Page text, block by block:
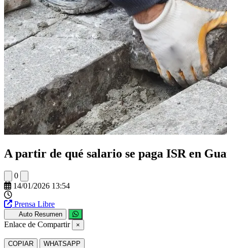
A partir de qué salario se paga ISR en
0
14/01/2026 13:54
Prensa Libre
Auto Resumen
Enlace de Compartir ×
COPIAR WHATSAPP